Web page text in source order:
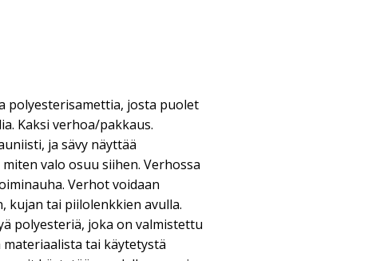
polyesterisamettia, josta puolet
Kaksi verhoa/pakkaus.
ja sävy näyttää
valo osuu siihen. Verhossa
Verhot voidaan
kujan tai piilolenkkien avulla.
polyesteriä, joka on valmistettu
tai käytetystä